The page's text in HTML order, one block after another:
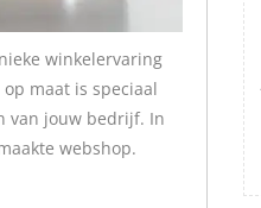
winkelervaring
maat is speciaal
van jouw bedrijf. In
webshop.